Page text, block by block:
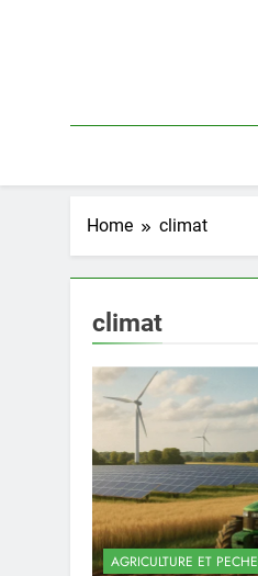
Home climat
climat
AGRICULTURE ET PECHE